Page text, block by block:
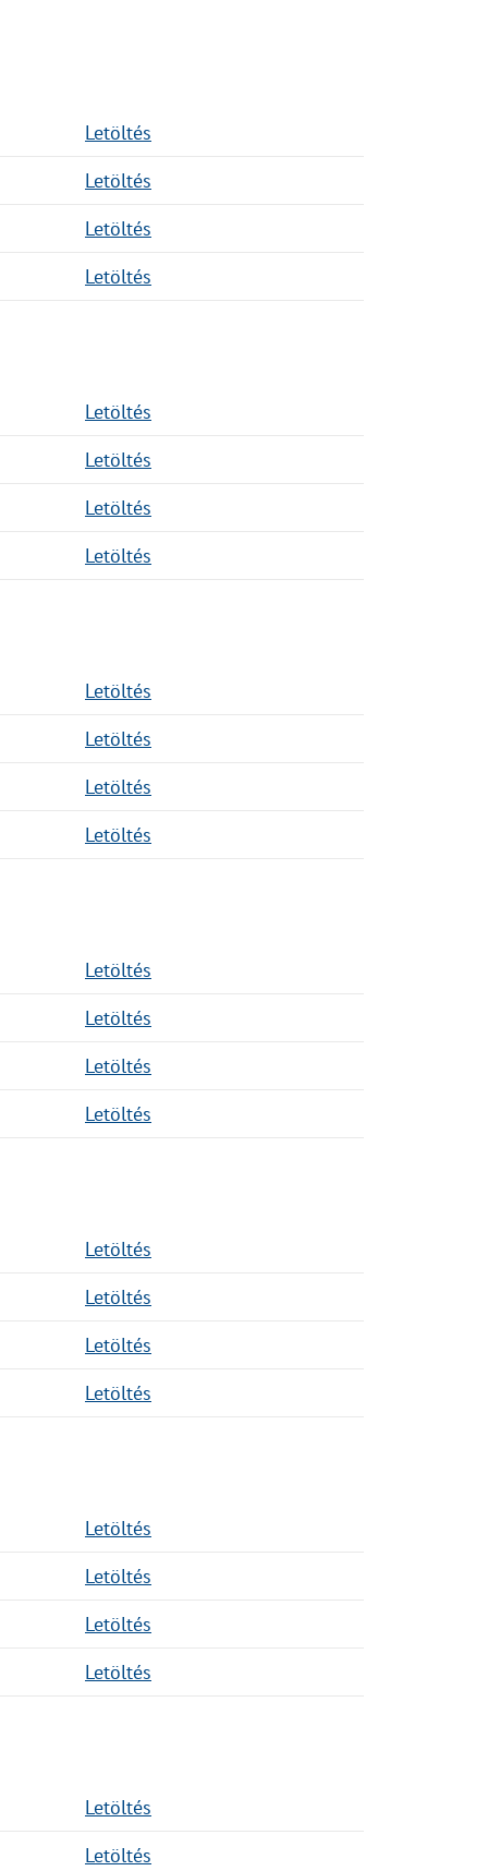
Letöltés
Letöltés
Letöltés
Letöltés
Letöltés
Letöltés
Letöltés
Letöltés
Letöltés
Letöltés
Letöltés
Letöltés
Letöltés
Letöltés
Letöltés
Letöltés
Letöltés
Letöltés
Letöltés
Letöltés
Letöltés
Letöltés
Letöltés
Letöltés
Letöltés
Letöltés